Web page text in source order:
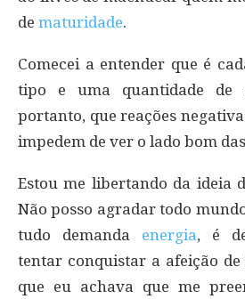
de maturidade.
Comecei a entender que é
tipo e uma quantidade de
portanto, que reações
impedem de ver o lado bom
Estou me libertando da ideia
Não posso agradar todo
tudo demanda energia, é
tentar conquistar a afeição de
que eu achava que me